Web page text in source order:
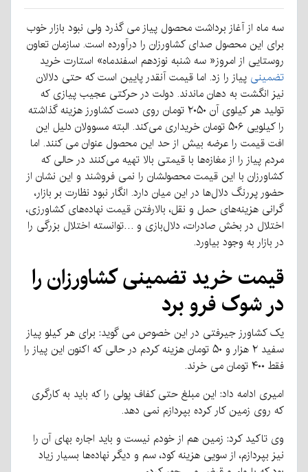
سه ماه از آغاز برداشت محصول پیاز می گذرد ولی نبود بازار خوب
برای این محصول صدای کشاورزان را درآورده است. سازمان تعاون
روستایی از امروز« سه شنبه نوزدهم اسفندماه» استارت خرید
تضمینی پیاز را زد. اما قیمت آنقدر پایین است که حتی دلالان
نیز انگشت به دهان ماندند. دولت در حرکتی عجیب پیازی که
تولید هر کیلوی آن ۲۰۵۰ تومان روی دست کشاورز هزینه گذاشته
را کیلویی ۵۰۶ تومان خریداری می‌کند. البته مسوولان دلیل این
افت قیمت را عرضه بیش از حد این محصول عنوان می کنند. اما
مردم پیاز را از مغازه‌ها با قیمتی بالا تهیه می‌کنند در حالی که
کشاورزان با این قیمت محصولشان را نمی فروشند و این نشان از
حضور پررنگ دلال‌ها در این میان دارد. انگار نبود نظارت بر بازار،
گرانی هزینه‌های حمل و نقل، بالارفتن قیمت نهاده‌های کشاورزی،
اختلال در بخش صادرات، دلال‌بازی و …توانسته اختلال بزرگی را
در بازار به وجود بیاورد.
قیمت خرید تضمینی کشاورزان را
در شوک فرو برد
یک کشاورز جیرفتی در این خصوص می گوید: برای هر کیلو پیاز
سفید ۲ هزار و ۵۰ تومان هزینه کردم در حالی که اکنون این پیاز را
فقط ۴۰۰ تومان می خرند.
امیری ادامه داد: این مبلغ حتی کفاف پولی را که باید به کارگری
که روی زمین کار کرده بپردازم نمی دهد.
وی تاکید کرد: زمین هم از خودم نیست و باید اجاره بهای آن را
نیز بپردازم، از سویی هزینه کود، سم و دیگر نهاده‌ها بسیار زیاد